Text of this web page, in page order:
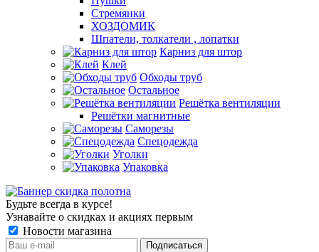
Стремянки
ХОЗДОМИК
Шпатели, толкатели , лопатки
Карниз для штор
Клей
Обходы труб
Остальное
Решётка вентиляции
Решётки магнитные
Саморезы
Спецодежда
Уголки
Упаковка
Будьте всегда в курсе!
Узнавайте о скидках и акциях первым
Новости магазина